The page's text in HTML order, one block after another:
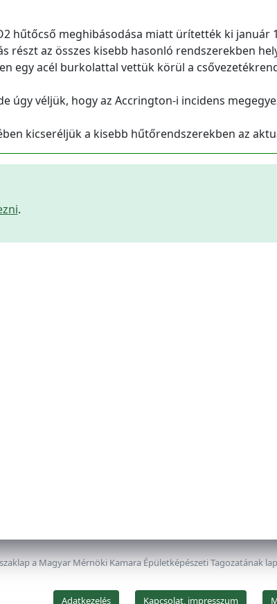
hűtőcső meghibásodása miatt ürítették ki január
részt az összes kisebb hasonló rendszerekben
egy acél burkolattal vettük körül a
úgy véljük, hogy az Accrington-i incidens
kicseréljük a kisebb hűtőrendszerekben az
.
szaklap a Magyar Mérnöki Kamara Épületképészeti Tagozatának
Adatkezelés Kapcsolat, impresszum